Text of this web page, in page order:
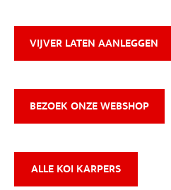
VIJVER LATEN AANLEGGEN
BEZOEK ONZE WEBSHOP
ALLE KOI KARPERS